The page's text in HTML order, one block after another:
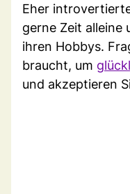
Eher
gerne Zeit alleine
ihren Hobbys.
braucht, um
und akzeptieren